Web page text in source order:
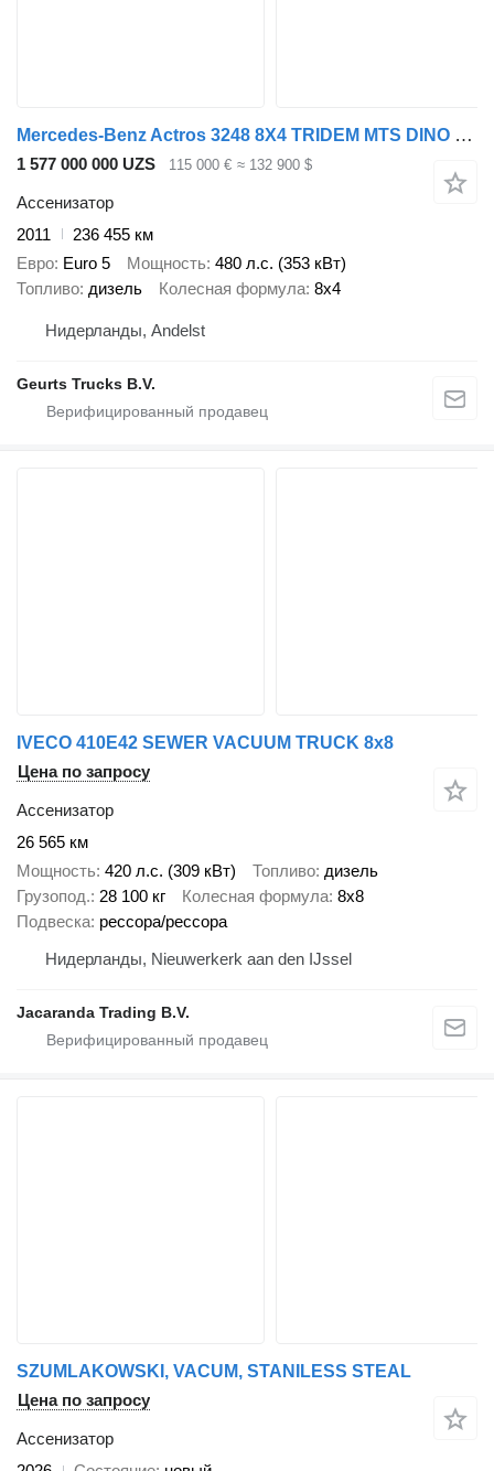
Mercedes-Benz Actros 3248 8X4 TRIDEM MTS DINO 12 SAUGBAGGER/SUCTIONEXAVATOR/GR
1 577 000 000 UZS 115 000 € ≈ 132 900 $
Ассенизатор
2011
236 455 км
Евро Euro 5 Мощность 480 л.с. (353 кВт)
Топливо дизель Колесная формула 8x4
Нидерланды, Andelst
Geurts Trucks B.V.
IVECO 410E42 SEWER VACUUM TRUCK 8x8
Цена по запросу
Ассенизатор
26 565 км
Мощность 420 л.с. (309 кВт) Топливо дизель
Грузопод. 28 100 кг Колесная формула 8x8
Подвеска рессора/рессора
Нидерланды, Nieuwerkerk aan den IJssel
Jacaranda Trading B.V.
SZUMLAKOWSKI, VACUM, STANILESS STEAL
Цена по запросу
Ассенизатор